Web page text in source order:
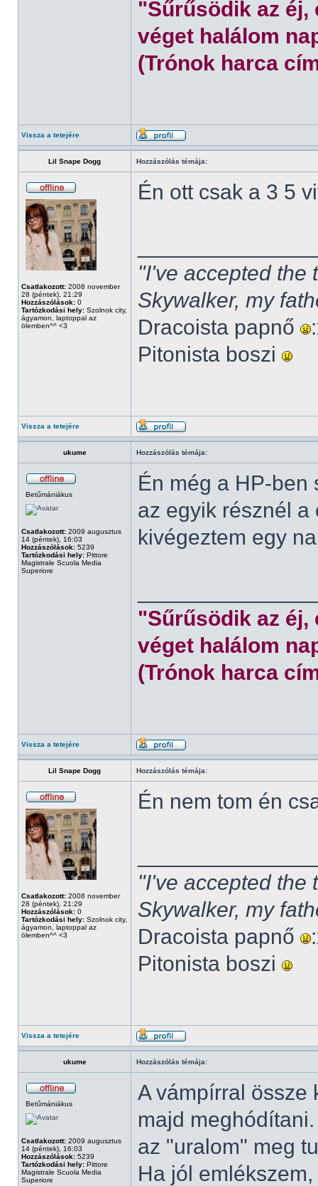
"Sűrűsödik az éj,
véget halálom
(Trónok harca
Vissza a tetejére
Lil Snape Dogg Hozzászólás témája:
Csatlakozott: 2008 november
28 (péntek), 21:29
Hozzászólások: 0
Tartózkodási hely: Szolnok city,
ágyamon, laptoppal az
ölemben^^ <3
Én ott csak a 3 5
"I've accepted the
Skywalker, my
Dracoista papnő
Pitonista boszi
Vissza a tetejére
ukume Hozzászólás témája:
Betűmániákus
Csatlakozott: 2009 augusztus
14 (péntek), 16:03
Hozzászólások: 5239
Tartózkodási hely: Pittore
Magistrale Scuola Media
Superiore
Én még a HP-ben
az egyik résznél
kivégeztem egy
"Sűrűsödik az éj,
véget halálom
(Trónok harca
Vissza a tetejére
Lil Snape Dogg Hozzászólás témája:
Csatlakozott: 2008 november
28 (péntek), 21:29
Hozzászólások: 0
Tartózkodási hely: Szolnok city,
ágyamon, laptoppal az
ölemben^^ <3
Én nem tom én
"I've accepted the
Skywalker, my
Dracoista papnő
Pitonista boszi
Vissza a tetejére
ukume Hozzászólás témája:
Betűmániákus
Csatlakozott: 2009 augusztus
14 (péntek), 16:03
Hozzászólások: 5239
Tartózkodási hely: Pittore
Magistrale Scuola Media
Superiore
A vámpírral össze
majd
az "uralom" meg
Ha jól